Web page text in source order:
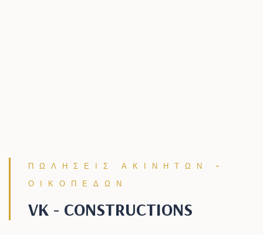
ΠΩΛΗΣΕΙΣ ΑΚΙΝΗΤΩΝ -
ΟΙΚΟΠΕΔΩΝ
VK - CONSTRUCTIONS